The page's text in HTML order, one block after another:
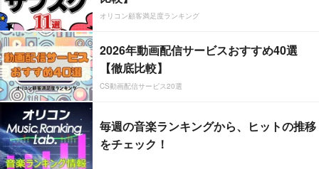
オリコン顧客満足度ランキング
2026年動画配信サービスおすすめ40選
【徹底比較】
CS動画配信サービス20選
毎週の音楽ランキングから、ヒットの推移
をチェック！